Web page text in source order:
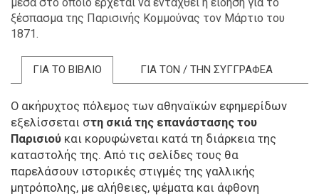
ξέσπασμα της Παρισινής Κομμούνας τον Μάρτιο του
1871.
ΓΙΑ ΤΟ ΒΙΒΛΙΟ ΓΙΑ ΤΟΝ / ΤΗΝ ΣΥΓΓΡΑΦΕΑ
Ο ακήρυχτος πόλεμος των αθηναϊκών εφημερίδων
εξελίσσεται στη σκιά της επανάστασης του
Παρισιού και κορυφώνεται κατά τη διάρκεια της
καταστολής της. Από τις σελίδες τους θα
παρελάσουν ιστορικές στιγμές της γαλλικής
μητρόπολης, με αλήθειες, ψέματα και άφθονη